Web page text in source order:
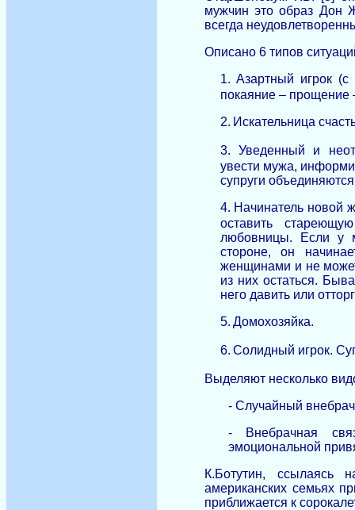
мужчин это образ Дон
всегда
Описано 6 типов
1. Азартный игрок
покаяние – прощение
2. Искательница
3.
Уведенный и
увести мужа,
супруги
4. Начинатель новой
оставить
любовницы. Если у
стороне, он
женщинами и не
из них остаться.
него давить или
5. Домохозяйка.
6. Солидный игрок.
Выделяют несколько
- Случайный
-
Внебрачная
эмоциональной
К.Ботутин,
американских семьях
приближается к